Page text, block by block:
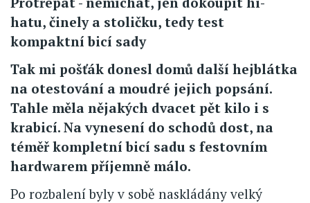
hatu, činely a stoličku, tedy test
kompaktní bicí sady
Tak mi pošťák donesl domů další hejblátka
na otestování a moudré jejich popsání.
Tahle měla nějakých dvacet pět kilo i s
krabicí. Na vynesení do schodů dost, na
téměř kompletní bicí sadu s festovním
hardwarem příjemně málo.
Po rozbalení byly v sobě naskládány velký